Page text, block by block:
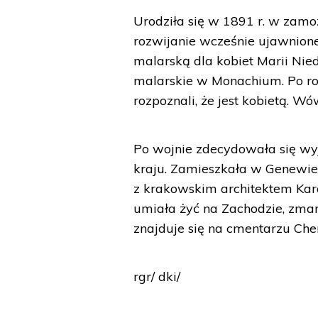
Urodziła się w 1891 r. w
rozwijanie wcześnie
malarską dla kobiet Marii
malarskie w Monachium. Po
rozpoznali, że jest kobietą.
Po wojnie zdecydowała się
kraju. Zamieszkała w
z krakowskim architektem
umiała żyć na Zachodzie,
znajduje się na cmentarzu
rgr/ dki/